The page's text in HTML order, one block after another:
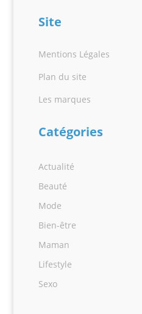
Site
Mentions Légales
Plan du site
Les marques
Catégories
Actualité
Beauté
Mode
Bien-être
Maman
Lifestyle
Sexo